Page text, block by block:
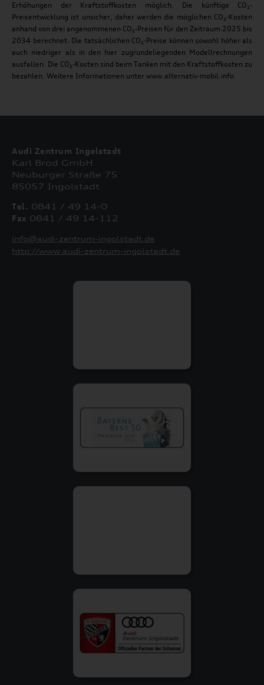
Erhöhungen der Kraftstoffkosten möglich. Die künftige CO₂-
Preisentwicklung ist unsicher, daher werden die möglichen CO₂-Kosten
anhand von drei angenommenen CO₂-Preisen für den Zeitraum 2025 bis
2034 berechnet. Die tatsächlichen CO₂-Preise können sowohl höher als
auch niedriger als in den hier zugrundeliegenden Modellrechnungen
ausfallen. Die CO₂-Kosten sind beim Tanken mit den Kraftstoffkosten zu
bezahlen. Weitere Informationen unter www.alternativ-mobil.info
Audi Zentrum Ingolstadt
Karl Brod GmbH
Neuburger Straße 75
85057 Ingolstadt
Tel. 0841 / 49 14-0
Fax 0841 / 49 14-112
info@audi-zentrum-ingolstadt.de
http://www.audi-zentrum-ingolstadt.de